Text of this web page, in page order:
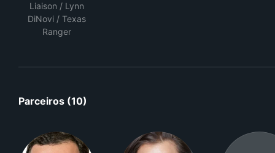
Liaison / Lynn
DiNovi / Texas
Ranger
Parceiros (10)